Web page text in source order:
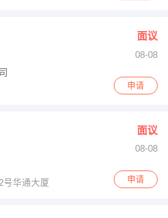
面议
08-08
申请
面议
08-08
号华通大厦
申请